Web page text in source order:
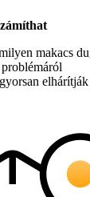
makacs
elhárítják